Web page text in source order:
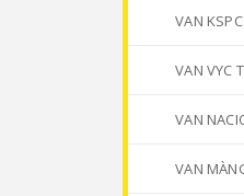
VAN
VAN VYC
VAN
VAN